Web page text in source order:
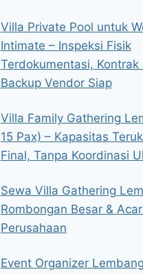
Villa Private Pool untuk
Intimate – Inspeksi Fisik
Terdokumentasi, Kontrak
Backup Vendor Siap
Villa Family Gathering
15 Pax) – Kapasitas
Final, Tanpa Koordinasi
Sewa Villa Gathering
Rombongan Besar &
Perusahaan
Event Organizer